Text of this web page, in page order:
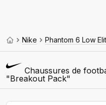
Nike Phantom 6 Low
Chaussures de
"Breakout Pack"